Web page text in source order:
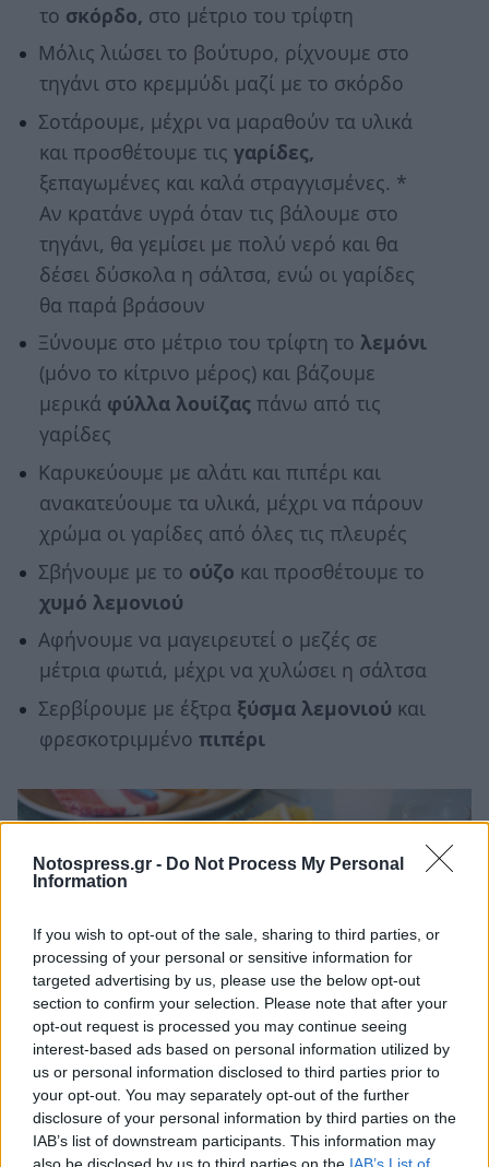
Notospress.gr - Do Not Process My Personal
Information
If you wish to opt-out of the sale, sharing to third parties, or
processing of your personal or sensitive information for
targeted advertising by us, please use the below opt-out
section to confirm your selection. Please note that after your
opt-out request is processed you may continue seeing
interest-based ads based on personal information utilized by
us or personal information disclosed to third parties prior to
your opt-out. You may separately opt-out of the further
disclosure of your personal information by third parties on the
IAB’s list of downstream participants. This information may
also be disclosed by us to third parties on the IAB’s List of
το σκόρδο, στο μέτριο του τρίφτη
Μόλις λιώσει το βούτυρο, ρίχνουμε στο
τηγάνι στο κρεμμύδι μαζί με το σκόρδο
Σοτάρουμε, μέχρι να μαραθούν τα υλικά
και προσθέτουμε τις γαρίδες,
ξεπαγωμένες και καλά στραγγισμένες. *
Αν κρατάνε υγρά όταν τις βάλουμε στο
τηγάνι, θα γεμίσει με πολύ νερό και θα
δέσει δύσκολα η σάλτσα, ενώ οι γαρίδες
θα παρά βράσουν
Ξύνουμε στο μέτριο του τρίφτη το λεμόνι
(μόνο το κίτρινο μέρος) και βάζουμε
μερικά φύλλα λουίζαςπάνω από τις
γαρίδες
Καρυκεύουμε με αλάτι και πιπέρι και
ανακατεύουμε τα υλικά, μέχρι να πάρουν
χρώμα οι γαρίδες από όλες τις πλευρές
Σβήνουμε με το ούζο και προσθέτουμε το
χυμό λεμονιού
Αφήνουμε να μαγειρευτεί ο μεζές σε
μέτρια φωτιά, μέχρι να χυλώσει η σάλτσα
Σερβίρουμε με έξτρα ξύσμα λεμονιού και
φρεσκοτριμμένο πιπέρι
Ακολουθήστε τοnotospress.grστο Google News και